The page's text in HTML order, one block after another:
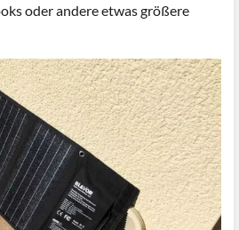
oder andere etwas größere